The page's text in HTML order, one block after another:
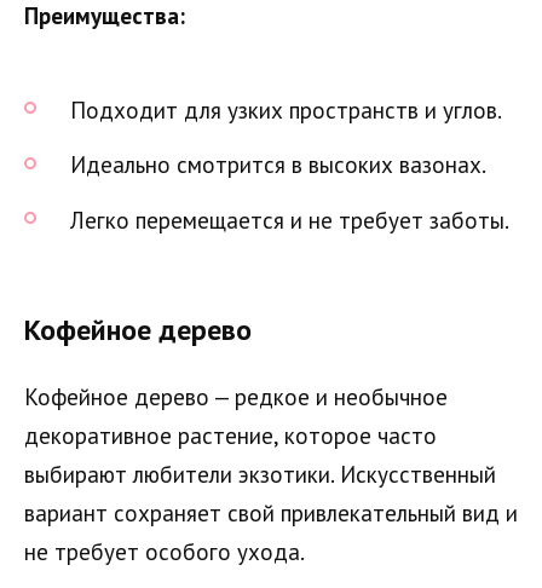
Преимущества:
Подходит для узких пространств и углов.
Идеально смотрится в высоких вазонах.
Легко перемещается и не требует заботы.
Кофейное дерево
Кофейное дерево — редкое и необычное
декоративное растение, которое часто
выбирают любители экзотики. Искусственный
вариант сохраняет свой привлекательный вид и
не требует особого ухода.